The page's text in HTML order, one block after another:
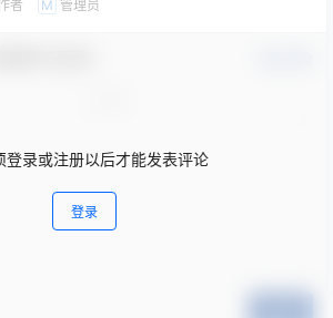
者 M 管理员
登录或注册以后才能发表评论
登录